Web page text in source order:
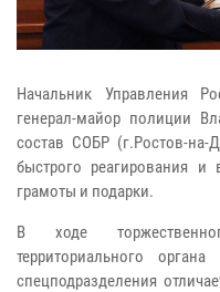
Начальник Управления
генерал-майор полиции
состав СОБР (г.Ростов-
быстрого реагирования и
грамоты и подарки.
В ходе
территориального
спецподразделения